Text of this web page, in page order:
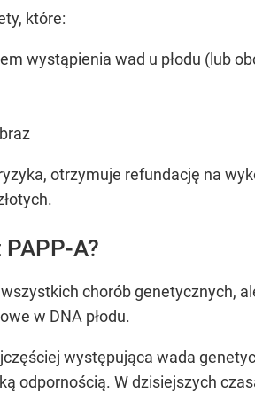
które:
wystąpienia wad u płodu (lub
otrzymuje refundację na
A?
chorób genetycznych,
w DNA płodu.
występująca wada
odpornością. W dzisiejszych